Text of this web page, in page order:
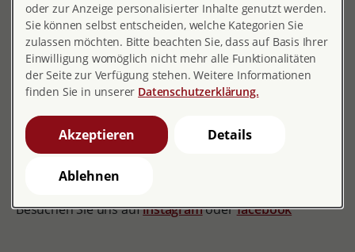
Pressemitteilungen der
Beratungsstelle
Mönchengladbach
Aktuelles finden Sie auch über
unsere Social-Media-Kanäle
Besuchen Sie uns aufinstagramoderfacebook
oder zur Anzeige personalisierter Inhalte genutzt werden.
Sie können selbst entscheiden, welche Kategorien Sie
zulassen möchten. Bitte beachten Sie, dass auf Basis Ihrer
Einwilligung womöglich nicht mehr alle Funktionalitäten
der Seite zur Verfügung stehen. Weitere Informationen
finden Sie in unserer Datenschutzerklärung.
Akzeptieren Details
Ablehnen